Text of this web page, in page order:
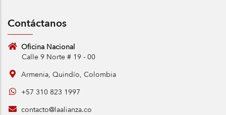
Contáctanos
Oficina Nacional
Calle 9 Norte # 19 - 00
Armenia, Quindío, Colombia
+57 310 823 1997
contacto@laalianza.co